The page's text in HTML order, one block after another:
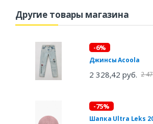
Другие товары магазина
-6%
Джинсы Acoola
2 328,42 руб. 2
-75%
Шапка Ultra Leks